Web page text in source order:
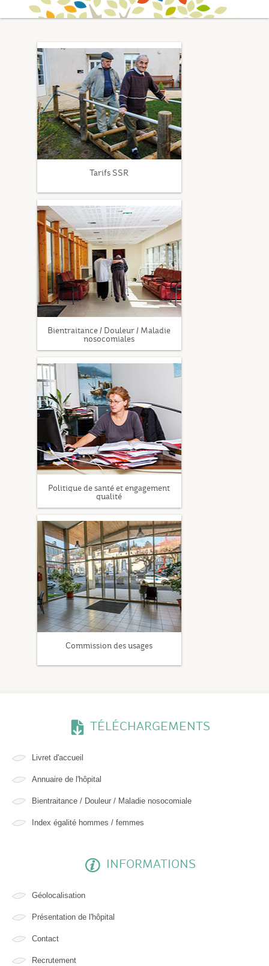
Tarifs SSR
Bientraitance / Douleur / Maladie
nosocomiales
Politique de santé et engagement
qualité
Commission des usages
TÉLÉCHARGEMENTS
Livret d'accueil
Annuaire de l'hôpital
Bientraitance / Douleur / Maladie nosocomiale
Index égalité hommes / femmes
INFORMATIONS
Géolocalisation
Présentation de l'hôpital
Contact
Recrutement